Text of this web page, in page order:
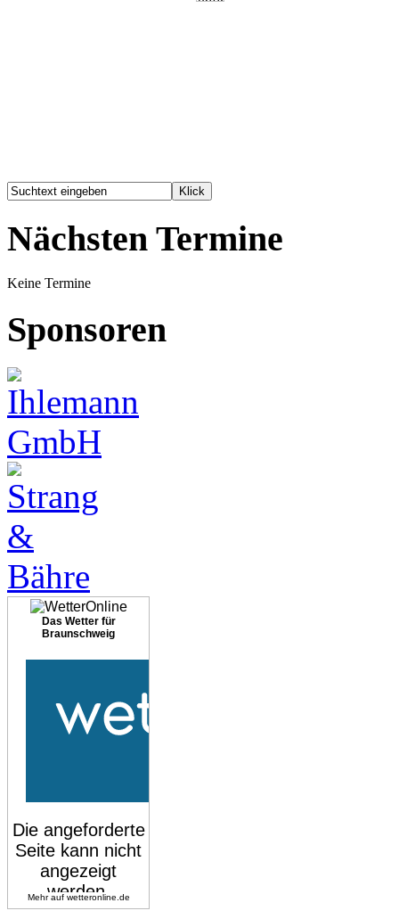
Nächsten Termine
Keine Termine
Sponsoren
Das Wetter für
Braunschweig
Mehr auf wetteronline.de